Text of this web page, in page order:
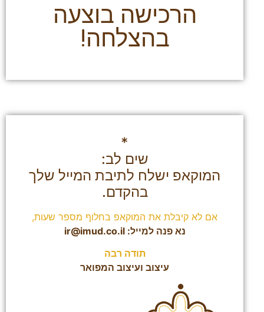
הרכישה בוצעה
בהצלחה!
*
שים לב:
המוקאפ ישלח לתיבת המייל שלך
בהקדם.
אם לא קיבלת את המוקאפ בחלוף מספר שעות,
נא פנה למייל:ir@imud.co.il
תודה רבה
עיצוב ועיצוב המפואר